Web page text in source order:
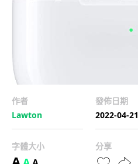
作者
Lawton
發佈日期
2022-04-21
字體大小 分享